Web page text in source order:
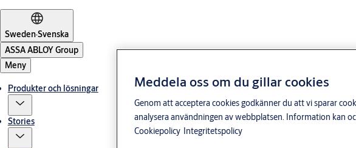
Sweden·Svenska
ASSA ABLOY Group
Meny
Produkter och lösningar
Stories
Meddela oss om du gillar cookies
Genom att acceptera cookies godkänner du att vi sparar
analysera användningen av webbplatsen. Information kan
Cookiepolicy Integritetspolicy